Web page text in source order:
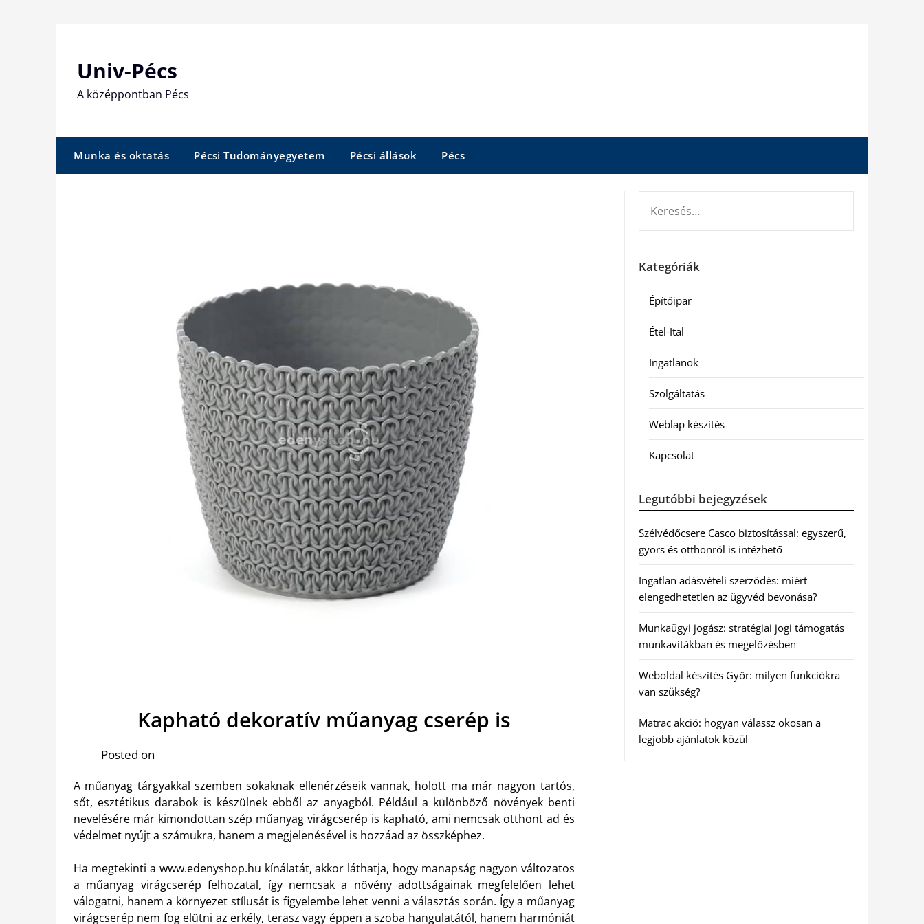
Univ-Pécs
A középpontban Pécs
Munka és oktatás Pécsi Tudományegyetem Pécsi állások Pécs
Kapható dekoratív műanyag cserép is
Posted on
A műanyag tárgyakkal szemben sokaknak ellenérzéseik vannak, holott ma már nagyon tartós,
sőt, esztétikus darabok is készülnek ebből az anyagból. Például a különböző növények benti
nevelésére már kimondottan szép műanyag virágcserép is kapható, ami nemcsak otthont ad és
védelmet nyújt a számukra, hanem a megjelenésével is hozzáad az összképhez.
Ha megtekinti a www.edenyshop.hu kínálatát, akkor láthatja, hogy manapság nagyon változatos
a műanyag virágcserép felhozatal, így nemcsak a növény adottságainak megfelelően lehet
válogatni, hanem a környezet stílusát is figyelembe lehet venni a választás során. Így a műanyag
virágcserép nem fog elütni az erkély, terasz vagy éppen a szoba hangulatától, hanem harmóniát
Kategóriák
Építőipar
Étel-Ital
Ingatlanok
Szolgáltatás
Weblap készítés
Kapcsolat
Legutóbbi bejegyzések
Szélvédőcsere Casco biztosítással: egyszerű,
gyors és otthonról is intézhető
Ingatlan adásvételi szerződés: miért
elengedhetetlen az ügyvéd bevonása?
Munkaügyi jogász: stratégiai jogi támogatás
munkavitákban és megelőzésben
Weboldal készítés Győr: milyen funkciókra
van szükség?
Matrac akció: hogyan válassz okosan a
legjobb ajánlatok közül